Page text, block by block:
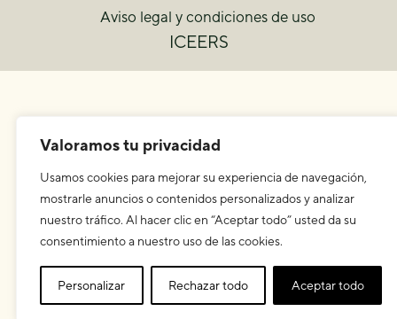
Valoramos tu privacidad
Usamos cookies para mejorar su experiencia de navegación,
mostrarle anuncios o contenidos personalizados y analizar
nuestro tráfico. Al hacer clic en “Aceptar todo” usted da su
consentimiento a nuestro uso de las cookies.
Personalizar Rechazar todo Aceptar todo
ICEERS
Aviso legal y condiciones de uso